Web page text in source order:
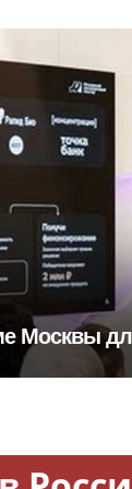
Москвы